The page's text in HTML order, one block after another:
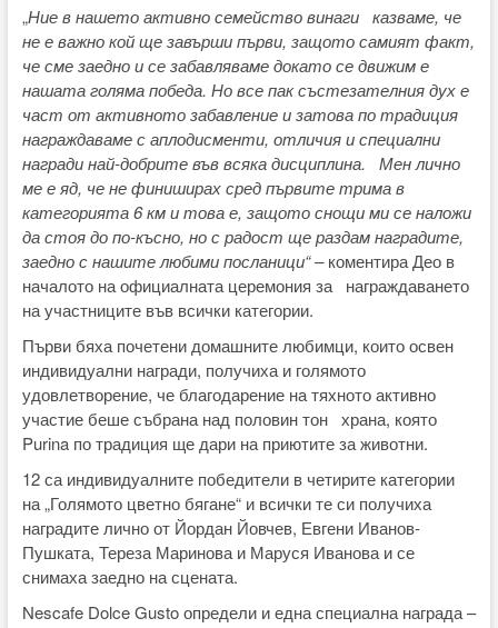
„Ние в нашето активно семейство винаги казваме, че
не е важно кой ще завърши първи, защото самият факт,
че сме заедно и се забавляваме докато се движим е
нашата голяма победа. Но все пак състезателния дух е
част от активното забавление и затова по традиция
награждаваме с аплодисменти, отличия и специални
награди най-добрите във всяка дисциплина. Мен лично
ме е яд, че не финиширах сред първите трима в
категорията 6 км и това е, защото снощи ми се наложи
да стоя до по-късно, но с радост ще раздам наградите,
заедно с нашите любими посланици“ –коментира Део в
началото на официалната церемония за награждаването
на участниците във всички категории.
Първи бяха почетени домашните любимци, които освен
индивидуални награди, получиха и голямото
удовлетворение, че благодарение на тяхното активно
участие беше събрана над половин тон храна, която
Purina по традиция ще дари на приютите за животни.
12 са индивидуалните победители в четирите категории
на „Голямото цветно бягане“ и всички те си получиха
наградите лично от Йордан Йовчев, Евгени Иванов-
Пушката, Тереза Маринова и Маруся Иванова и се
снимаха заедно на сцената.
Nescafe Dolce Gusto определи и една специална награда –